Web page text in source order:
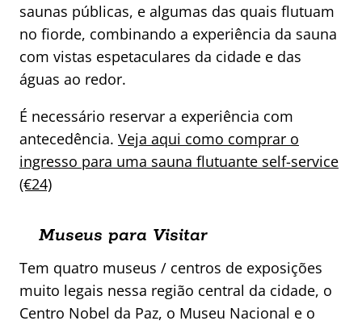
saunas públicas, e algumas das quais flutuam
no fiorde, combinando a experiência da sauna
com vistas espetaculares da cidade e das
águas ao redor.
É necessário reservar a experiência com
antecedência. Veja aqui como comprar o
ingresso para uma sauna flutuante self-service
(€24)
Museus para Visitar
Tem quatro museus / centros de exposições
muito legais nessa região central da cidade, o
Centro Nobel da Paz, o Museu Nacional e o